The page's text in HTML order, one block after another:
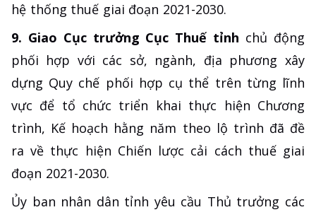
hệ thống thuế giai đoạn 2021-2030.
9. Giao Cục trưởng Cục Thuế tỉnh chủ động
phối hợp với các sở, ngành, địa phương xây
dựng Quy chế phối hợp cụ thể trên từng lĩnh
vực để tổ chức triển khai thực hiện Chương
trình, Kế hoạch hằng năm theo lộ trình đã đề
ra về thực hiện Chiến lược cải cách thuế giai
đoạn 2021-2030.
Ủy ban nhân dân tỉnh yêu cầu Thủ trưởng các